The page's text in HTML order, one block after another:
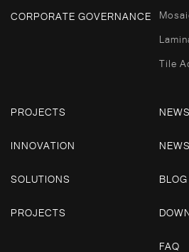
CORPORATE GOVERNANCE
Tile
PROJECTS
INNOVATION
SOLUTIONS
PROJECTS
BLOG
FAQ